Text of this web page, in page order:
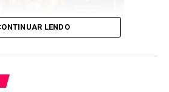
do Jogo do Bicho
– 24/06/2026
são os nossos
LENDO